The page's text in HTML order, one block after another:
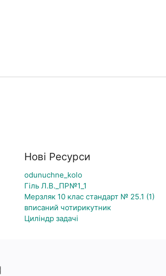
Нові Ресурси
odunuchne_kolo
Гіль Л.В._ПР№1_1
Мерзляк 10 клас стандарт № 25.1 (1)
вписаний чотирикутник
Циліндр задачі